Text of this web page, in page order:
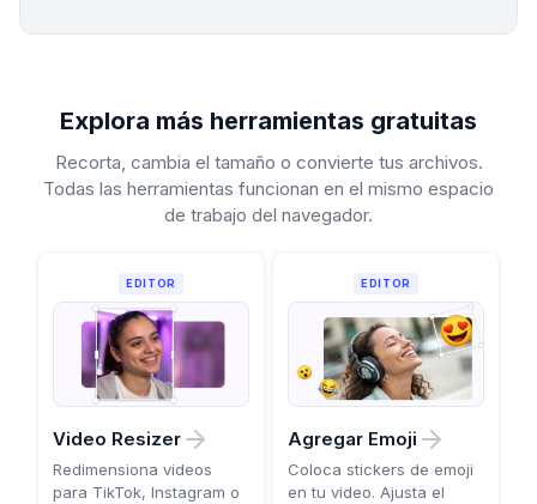
Explora más herramientas gratuitas
Recorta, cambia el tamaño o convierte tus archivos.
Todas las herramientas funcionan en el mismo espacio
de trabajo del navegador.
EDITOR
Video Resizer
Redimensiona videos
para TikTok, Instagram o
EDITOR
Agregar Emoji
Coloca stickers de emoji
en tu video. Ajusta el